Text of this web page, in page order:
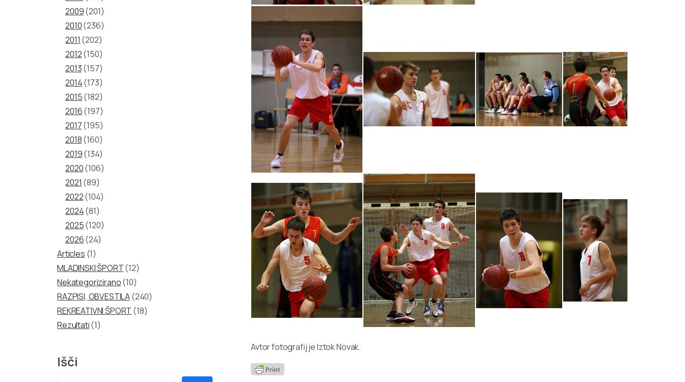
2009(201)
2010(236)
2011 (202)
2012(150)
2013(157)
2014(173)
2015(182)
2016(197)
2017(195)
2018(160)
2019(134)
2020(106)
2021 (89)
2022(104)
2024(81)
2025(120)
2026(24)
Articles (1)
MLADINSKI ŠPORT(12)
Nekategorizirano(10)
RAZPISI, OBVESTILA(240)
REKREATIVNI ŠPORT (18)
Rezultati(1)
Išči
Avtor fotografij je Iztok Novak.